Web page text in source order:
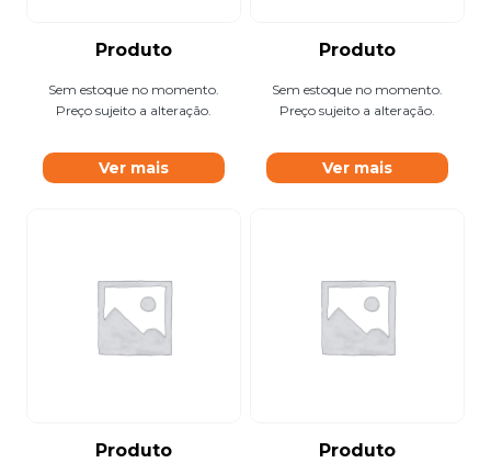
Produto
Sem estoque no momento.
Preço sujeito a alteração.
Ver mais
Produto
Sem estoque no momento.
Preço sujeito a alteração.
Ver mais
Produto Produto